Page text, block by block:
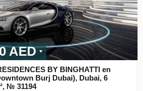
AED
BY BINGHATTI en
Burj Dubai), Dubai, 6
№ 31194